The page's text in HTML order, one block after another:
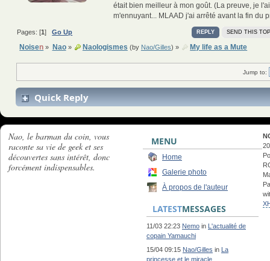
était bien meilleur à mon goût. (La preuve, je
m'ennuyant... MLAAD j'ai arrêté avant la fin du
REPLY SEND THIS
Pages: [1]Go Up
Noisen » Nao» Naologismes (by Nao/Gilles) » My life as a Mute
Jump to:
Quick Reply
Nao, le barman du coin, vous
raconte sa vie de geek et ses
découvertes sans intérêt, donc
forcément indispensables.
MENU
Home
Galerie photo
À propos de l'auteur
LATESTMESSAGES
11/03 22:23 Nemo in L'actualité de
copain Yamauchi
15/04 09:15 Nao/Gilles in La
princesse et le miracle